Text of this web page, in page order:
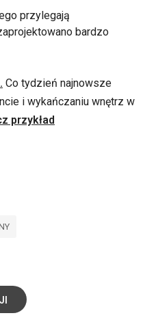
przylegają
bardzo
Co tydzień najnowsze
i wykańczaniu wnętrz w
przykład